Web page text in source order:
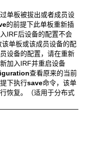
单板被拔出或者成员设
的前提下此单板重新插
IRF后设备的配置不会
单板或该成员设备的配
设备的配置，请在重新
加入IRF并重启设备
查看原来的当前
下执行save命令，该单
恢复。（适用于分布式